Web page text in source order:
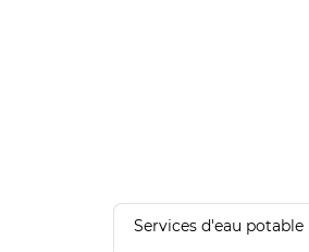
Services d'eau potable